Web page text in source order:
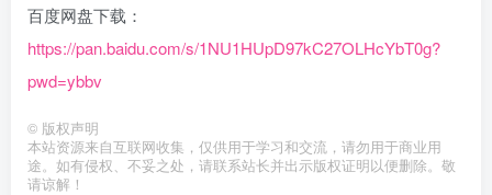
百度网盘下载：
https://pan.baidu.com/s/1NU1HUpD97kC27OLHcYbT0g?
pwd=ybbv
© 版权声明
本站资源来自互联网收集，仅供用于学习和交流，请勿用于商业用
途。如有侵权、不妥之处，请联系站长并出示版权证明以便删除。敬
请谅解！